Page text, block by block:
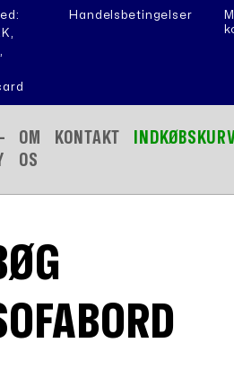
Handelsbetingelser
OM
OS
KONTAKT